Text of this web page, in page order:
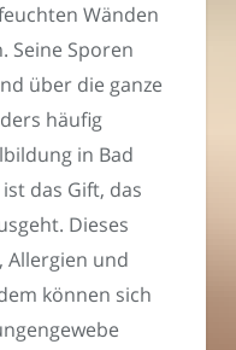
Wänden
Seine Sporen
über die ganze
häufig
in Bad
das Gift, das
Dieses
Allergien und
können sich